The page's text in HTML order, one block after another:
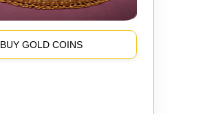
BUY GOLD COINS